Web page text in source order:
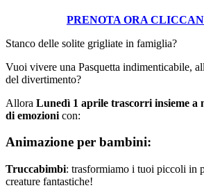
PRENOTA ORA
Stanco delle solite grigliate in famiglia?
Vuoi vivere una Pasquetta indimenticabile,
del divertimento?
Allora Lunedì 1 aprile trascorri insieme a
di emozioni con:
Animazione per bambini:
Truccabimbi: trasformiamo i tuoi piccoli in
creature fantastiche!